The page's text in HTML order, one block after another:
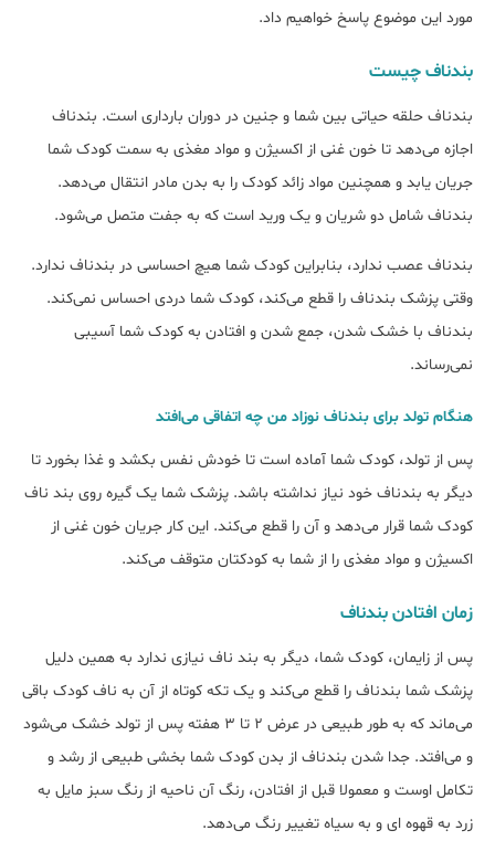
مورد این موضوع پاسخ خواهیم داد.
بندناف چیست
بند‌ناف حلقه حیاتی بین شما و جنین در دوران بارداری است. بندناف
اجازه می‌دهد تا خون غنی از اکسیژن و مواد مغذی به سمت کودک شما
جریان یابد و همچنین مواد زائد کودک را به بدن مادر انتقال می‌دهد.
بند‌ناف شامل دو شریان و یک ورید است که به جفت متصل می‌شود.
بندناف عصب ندارد، بنابراین کودک شما هیچ احساسی در بندناف ندارد.
وقتی پزشک بندناف را قطع می‌کند، کودک شما دردی احساس نمی‌کند.
بندناف با خشک شدن، جمع شدن و افتادن به کودک شما آسیبی
نمی‌رساند.
هنگام تولد برای بندناف نوزاد من چه اتفاقی می‌افتد
پس از تولد، کودک شما آماده است تا خودش نفس بکشد و غذا بخورد تا
دیگر به بندناف خود نیاز نداشته باشد. پزشک شما یک گیره روی بند ناف
کودک شما قرار می‌دهد و آن را قطع می‌کند. این کار جریان خون غنی از
اکسیژن و مواد مغذی را از شما به کودکتان متوقف می‌کند.
زمان افتادن بندناف
پس از زایمان، کودک شما، دیگر به بند ناف نیازی ندارد به همین دلیل
پزشک شما بندناف را قطع می‌کند و یک تکه کوتاه از آن به ناف کودک باقی
می‌ماند که به طور طبیعی در عرض ۲ تا ۳ هفته پس از تولد خشک می‌شود
و می‌افتد. جدا شدن بندناف از بدن کودک شما بخشی طبیعی از رشد و
تکامل اوست و معمولا قبل از افتادن، رنگ آن ناحیه از رنگ سبز مایل به
زرد به قهوه ای و به سیاه تغییر رنگ می‌دهد.